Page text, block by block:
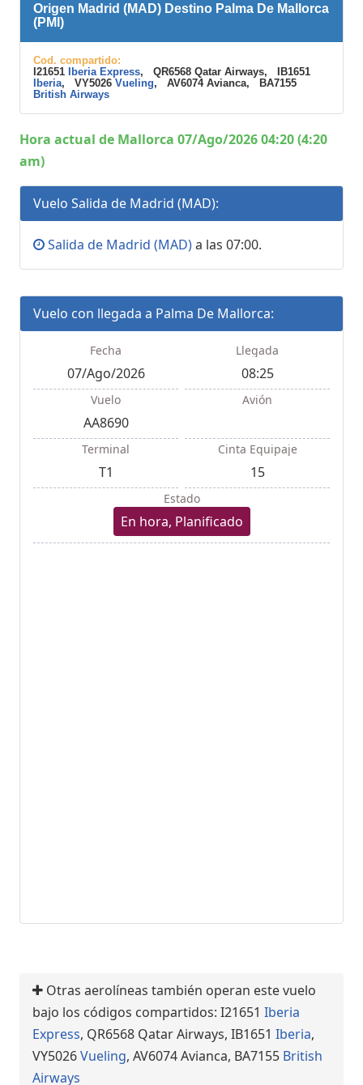
Origen Madrid (MAD) Destino Palma De Mallorca
(PMI)
Cod. compartido:
I21651 Iberia Express, QR6568 Qatar Airways, IB1651
Iberia, VY5026 Vueling, AV6074 Avianca, BA7155
British Airways
Hora actual de Mallorca 07/Ago/2026 04:20 (4:20
am)
Vuelo Salida de Madrid (MAD):
Salida de Madrid (MAD)a las 07:00.
Vuelo con llegada a Palma De Mallorca:
Fecha
07/Ago/2026
Llegada
08:25
Vuelo
AA8690
Avión
Terminal
T1
Cinta Equipaje
15
Estado
En hora, Planificado
Otras aerolíneas también operan este vuelo
bajo los códigos compartidos: I21651 Iberia
Express, QR6568 Qatar Airways, IB1651 Iberia,
VY5026Vueling, AV6074 Avianca, BA7155 British
Airways